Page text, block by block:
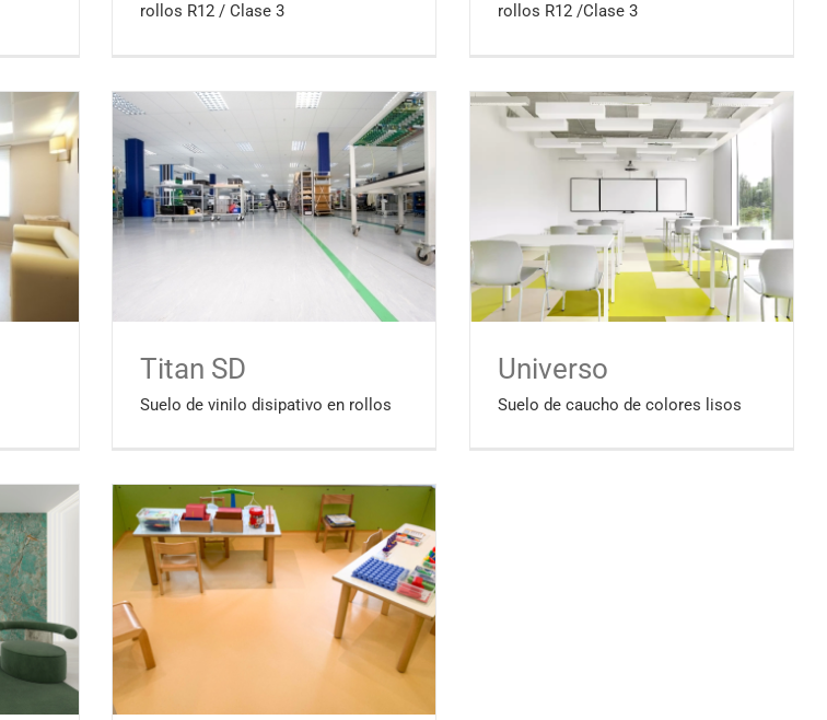
rollos R12 / Clase 3
rollos R12 /Clase 3
Titan SD
Suelo de vinilo disipativo en rollos
Universo
Suelo de caucho de colores lisos